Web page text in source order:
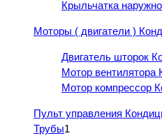
Крыльчатка
Моторы ( двигатели )
Двигатель шторок
Мотор вентилятора
Мотор компрессор
Пульт управления
Трубы1